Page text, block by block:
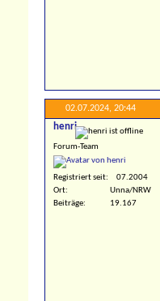
02.07.2024, 20:44
henri
Forum-Team
Registriert seit
07.2004
Ort
Unna/NRW
Beiträge
19.167